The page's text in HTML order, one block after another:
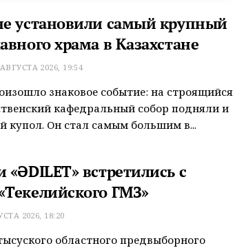
установили самый крупный
храма в Казахстане
2026, 19:54
знаковое событие: на строящийся
кафедральный собор подняли и
купол. Он стал самым большим в...
«ӘDILET» встретились с
ГМЗ»
2026, 18:20
областного предвыборного